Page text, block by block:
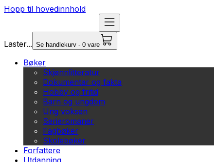
Hopp til hovedinnhold
Laster... Se handlekurv - 0 vare
Bøker
Skjønnlitteratur
Dokumentar og fakta
Hobby og fritid
Barn og ungdom
Ung voksen
Serieromaner
Fagbøker
Skolebøker
Forfattere
Utdanning